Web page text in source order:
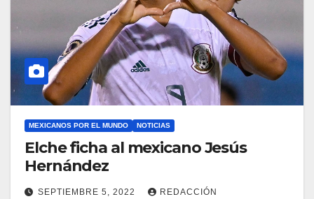
MEXICANOS POR EL MUNDO NOTICIAS
Elche ficha al mexicano Jesús
Hernández
SEPTIEMBRE 5, 2022 REDACCIÓN